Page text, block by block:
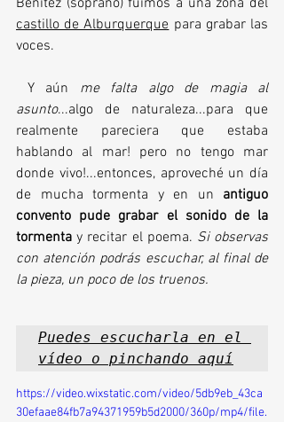
castillo de Alburquerque para grabar las
voces.
Y aún me falta algo de magia al
asunto...algo de naturaleza...para que
realmente pareciera que estaba
hablando al mar! pero no tengo mar
donde vivo!...entonces, aproveché un día
de mucha tormenta y en un antiguo
convento pude grabar el sonido de la
tormenta y recitar el poema. Si observas
con atención podrás escuchar, al final de
la pieza, un poco de los truenos.
Puedes escucharla en el
vídeo o pinchando aquí
https://video.wixstatic.com/video/5db9eb_43ca
30efaae84fb7a94371959b5d2000/360p/mp4/file.